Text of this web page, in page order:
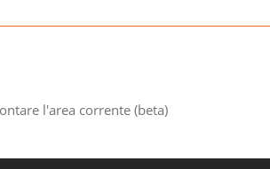
l'area corrente (beta)